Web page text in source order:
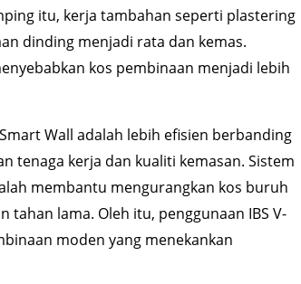
itu, kerja tambahan seperti plastering
dinding menjadi rata dan kemas.
kos pembinaan menjadi lebih
Wall adalah lebih efisien berbanding
tenaga kerja dan kualiti kemasan. Sistem
membantu mengurangkan kos buruh
lama. Oleh itu, penggunaan IBS V-
moden yang menekankan